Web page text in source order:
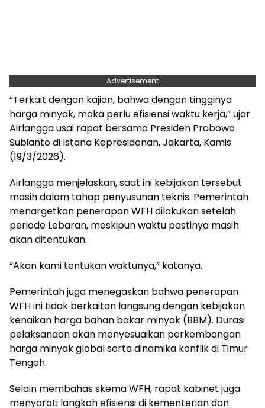
Advertisement
“Terkait dengan kajian, bahwa dengan tingginya
harga minyak, maka perlu efisiensi waktu kerja,” ujar
Airlangga usai rapat bersama Presiden Prabowo
Subianto di Istana Kepresidenan, Jakarta, Kamis
(19/3/2026).
Airlangga menjelaskan, saat ini kebijakan tersebut
masih dalam tahap penyusunan teknis. Pemerintah
menargetkan penerapan WFH dilakukan setelah
periode Lebaran, meskipun waktu pastinya masih
akan ditentukan.
“Akan kami tentukan waktunya,” katanya.
Pemerintah juga menegaskan bahwa penerapan
WFH ini tidak berkaitan langsung dengan kebijakan
kenaikan harga bahan bakar minyak (BBM). Durasi
pelaksanaan akan menyesuaikan perkembangan
harga minyak global serta dinamika konflik di Timur
Tengah.
Selain membahas skema WFH, rapat kabinet juga
menyoroti langkah efisiensi di kementerian dan